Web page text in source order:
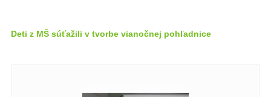
Deti z MŠ súťažili v tvorbe vianočnej pohľadnice